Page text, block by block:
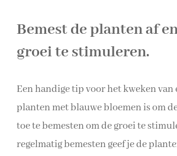
Bemest de planten af
groei te stimuleren.
Een handige tip voor het kweken van
planten met blauwe bloemen is om
toe te bemesten om de groei te
regelmatig bemesten geef je de